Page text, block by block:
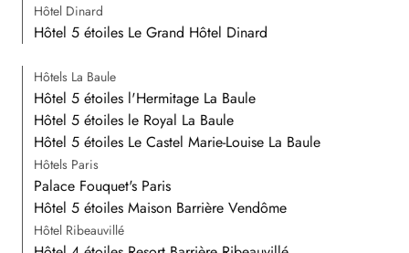
Hôtel Dinard
Hôtel 5 étoiles Le Grand Hôtel Dinard
Hôtels La Baule
Hôtel 5 étoiles l'Hermitage La Baule
Hôtel 5 étoiles le Royal La Baule
Hôtel 5 étoiles Le Castel Marie-Louise La Baule
Hôtels Paris
Palace Fouquet's Paris
Hôtel 5 étoiles Maison Barrière Vendôme
Hôtel Ribeauvillé